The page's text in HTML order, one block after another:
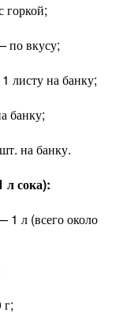
горкой;
повкусу;
листунабанку;
банку;
шт. набанку.
лсока):
1 л (всегооколо
г;